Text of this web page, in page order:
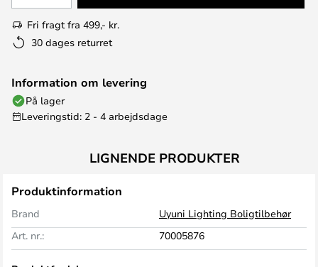
Fri fragt fra 499,- kr.
30 dages returret
Information om levering
På lager
Leveringstid: 2 - 4 arbejdsdage
LIGNENDE PRODUKTER
Produktinformation
Brand
Uyuni Lighting Boligtilbehør
Art. nr.:
70005876